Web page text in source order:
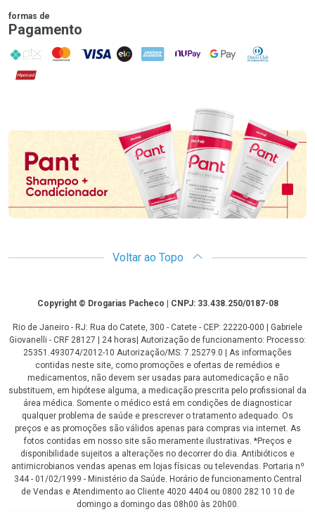
formas de
Pagamento
PIX MasterCard
VISA ELO AMEX NuPay Google PayDiners Club
Hipercard
Promoção em Destaque
Voltar ao Topo
CopyrightCopyright © Drogarias Pacheco | CNPJ: 33.438.250/0187-08
Rio de Janeiro - RJ: Rua do Catete, 300 - Catete - CEP: 22220-000 | Gabriele
Giovanelli - CRF 28127 | 24 horas| Autorização de funcionamento: Processo:
25351.493074/2012-10 Autorização/MS: 7.25279.0 | As informações
contidas neste site, como promoções e ofertas de remédios e
medicamentos, não devem ser usadas para automedicação e não
substituem, em hipótese alguma, a medicação prescrita pelo profissional da
área médica. Somente o médico está em condições de diagnosticar
qualquer problema de saúde e prescrever o tratamento adequado. Os
preços e as promoções são válidos apenas para compras via internet. As
fotos contidas em nosso site são meramente ilustrativas. *Preços e
disponibilidade sujeitos a alterações no decorrer do dia. Antibióticos e
antimicrobianos vendas apenas em lojas físicas ou televendas. Portaria nº
344 - 01/02/1999 - Ministério da Saúde. Horário de funcionamento Central
de Vendas e Atendimento ao Cliente 4020 4404 ou 0800 282 10 10 de
domingo a domingo das 08h00 às 20h00.